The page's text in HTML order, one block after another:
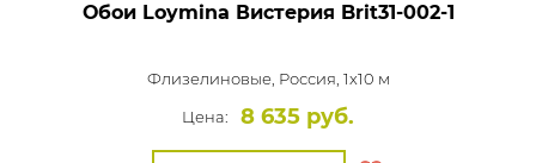
Обои Loymina Вистерия Brit31-002-1
Флизелиновые, Россия, 1x10 м
Цена:
8 635 руб.